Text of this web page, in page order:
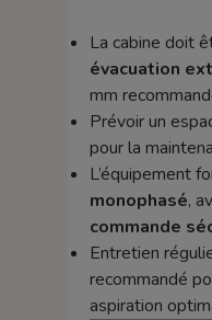
La cabine doit
évacuation
mm
Prévoir un
pour la
L’équipement
monophasé,
commande
Entretien
recommandé
aspiration